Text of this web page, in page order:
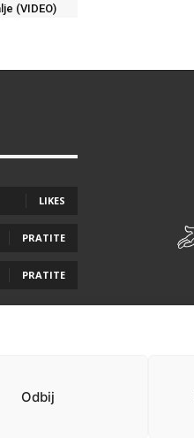
Odbij
(VIDEO)
LIKES
PRATITE
PRATITE